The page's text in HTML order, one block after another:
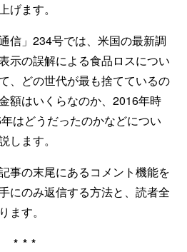
げます。
信」234号では、米国の最新調
示の誤解による食品ロスについ
、どの世代が最も捨てているの
額はいくらなのか、2016年時
はどうだったのかなどについ
します。
事の末尾にあるコメント機能を
にのみ返信する方法と、読者全
ます。
***